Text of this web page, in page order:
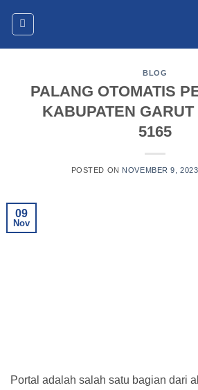
BLOG
PALANG OTOMATIS
KABUPATEN GARUT
5165
POSTED ON NOVEMBER 9, 2023
09
Nov
Portal adalah salah satu bagian dari